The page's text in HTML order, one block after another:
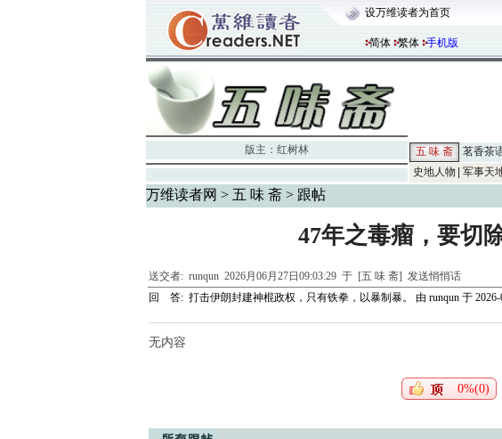
设万维读者为首页
简体 繁体 手机版
版主： 红树林 五 味 斋 茗香茶
史地人物
军事天
万维读者网 > 五 味 斋> 跟帖
47年之毒瘤，要切
送交者: runqun2026月06月27日09:03:29 于 [五 味 斋] 发送悄悄话
回 答: 打击伊朗封建神棍政权，只有铁拳，以暴制暴。 由 runqun于 2026-
无内容
0%(0)